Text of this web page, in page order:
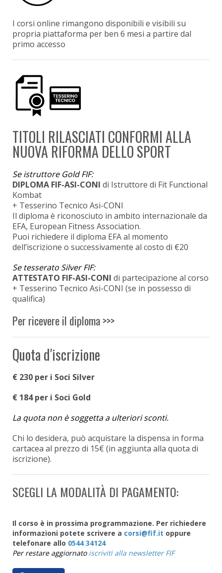
I corsi online rimangono disponibili e visibili su
propria piattaforma per ben 6 mesi a partire dal
primo accesso
TITOLI RILASCIATI CONFORMI ALLA
NUOVA RIFORMA DELLO SPORT
Se istruttore Gold FIF:
DIPLOMA FIF-ASI-CONI di Istruttore di Fit Functional
Kombat
+ Tesserino Tecnico Asi-CONI
Il diploma è riconosciuto in ambito internazionale da
EFA, European Fitness Association.
Puoi richiedere il diploma EFA al momento
dell’iscrizione o successivamente al costo di €20
Se tesserato Silver FIF:
ATTESTATO FIF-ASI-CONI di partecipazione al corso
+ Tesserino Tecnico Asi-CONI (se in possesso di
qualifica)
Per ricevere il diploma >>>
Quota d'iscrizione
€ 230 per i Soci Silver
€ 184 per i Soci Gold
La quota non è soggetta a ulteriori sconti.
Chi lo desidera, può acquistare la dispensa in forma
cartacea al prezzo di 15€ (in aggiunta alla quota di
iscrizione).
SCEGLI LA MODALITÀ DI PAGAMENTO:
Il corso è in prossima programmazione. Per richiedere
informazioni potete scrivere a
oppure
telefonare allo 0544 34124
Per restare aggiornato iscriviti alla newsletter FIF